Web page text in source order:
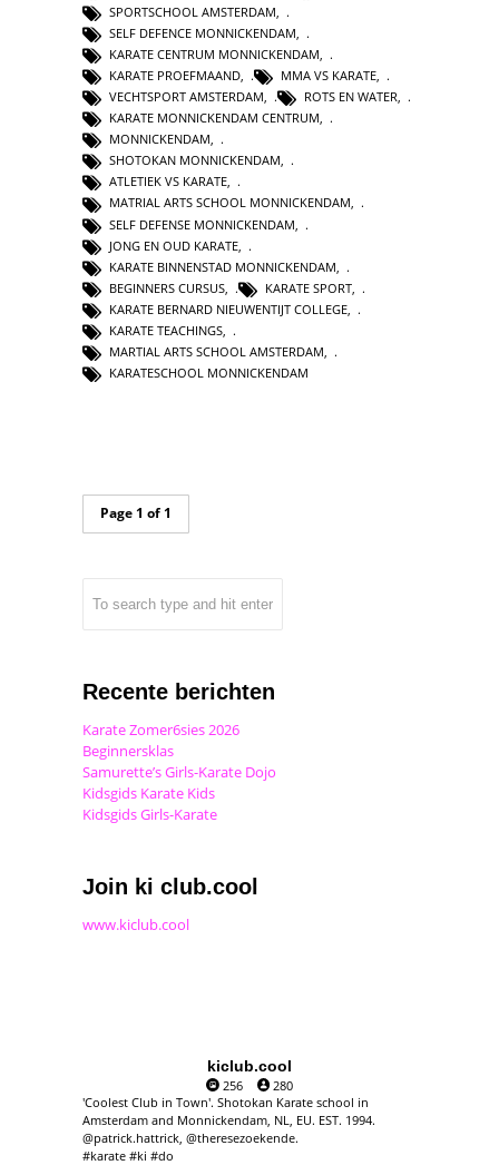
SPORTSCHOOL AMSTERDAM
SELF DEFENCE MONNICKENDAM
KARATE CENTRUM MONNICKENDAM,
KARATE PROEFMAAND, MMA VS KARATE,
VECHTSPORT AMSTERDAM, ROTS EN WATER,
KARATE MONNICKENDAM CENTRUM,
MONNICKENDAM,
SHOTOKAN MONNICKENDAM,
ATLETIEK VS KARATE,
MATRIAL ARTS SCHOOL MONNICKENDAM,
SELF DEFENSE MONNICKENDAM
JONG EN OUD KARATE
KARATE BINNENSTAD MONNICKENDAM
BEGINNERS CURSUS
KARATE SPORT
KARATE BERNARD NIEUWENTIJT COLLEGE
KARATE TEACHINGS
MARTIAL ARTS SCHOOL AMSTERDAM
KARATESCHOOL MONNICKENDAM
Page 1 of 1
Recente berichten
Karate Zomer6sies 2026
Beginnersklas
Samurette’s Girls-Karate Dojo
Kidsgids Karate Kids
Kidsgids Girls-Karate
Join ki club.cool
www.kiclub.cool
kiclub.cool
256
280
'Coolest Club in Town'. Shotokan Karate school in
Amsterdam and Monnickendam, NL, EU. EST. 1994.
@patrick.hattrick, @theresezoekende.
#karate #ki #do